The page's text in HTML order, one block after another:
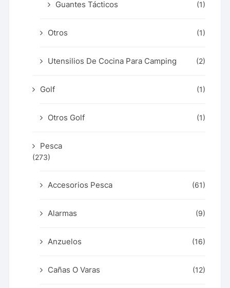
Guantes Tácticos (1)
Otros (1)
Utensilios De Cocina Para Camping (2)
Golf (1)
Otros Golf (1)
Pesca
(273)
Accesorios Pesca (61)
Alarmas (9)
Anzuelos (16)
Cañas O Varas (12)